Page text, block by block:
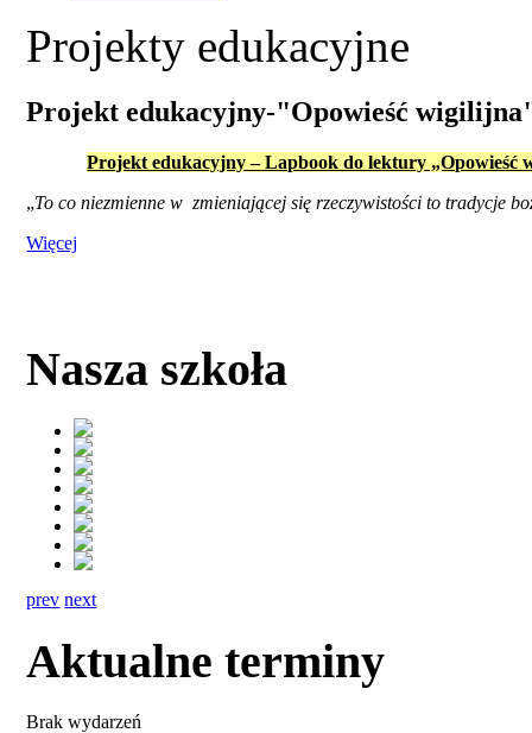
Projekty edukacyjne
Projekt edukacyjny-"Opowieść
Projekt edukacyjny – Lapbook do lektury „Opowieść
„To co niezmienne w zmieniającej się rzeczywistości to tradycje
Więcej
Nasza szkoła
prev next
Aktualne terminy
Brak wydarzeń